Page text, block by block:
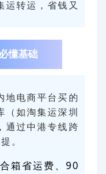
运转运，省钱又
懂基础
地电商平台买的
如淘集运深圳
通过中港专线跨
。
箱省运费、90